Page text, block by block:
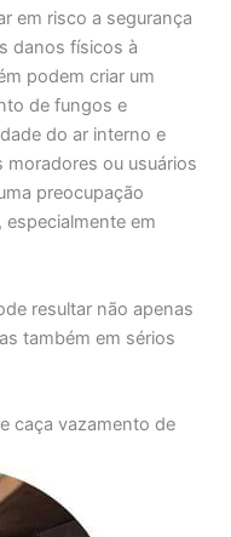
em risco a segurança
danos físicos à
podem criar um
de fungos e
do ar interno e
ou usuários
preocupação
em
resultar não apenas
também em sérios
caça vazamento de